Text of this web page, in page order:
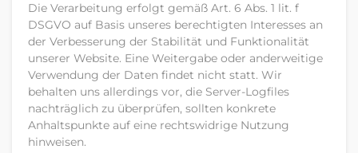
Die Verarbeitung erfolgt gemäß Art. 6 Abs. 1 lit. f
DSGVO auf Basis unseres berechtigten Interesses an
der Verbesserung der Stabilität und Funktionalität
unserer Website. Eine Weitergabe oder anderweitige
Verwendung der Daten findet nicht statt. Wir
behalten uns allerdings vor, die Server-Logfiles
nachträglich zu überprüfen, sollten konkrete
Anhaltspunkte auf eine rechtswidrige Nutzung
hinweisen.